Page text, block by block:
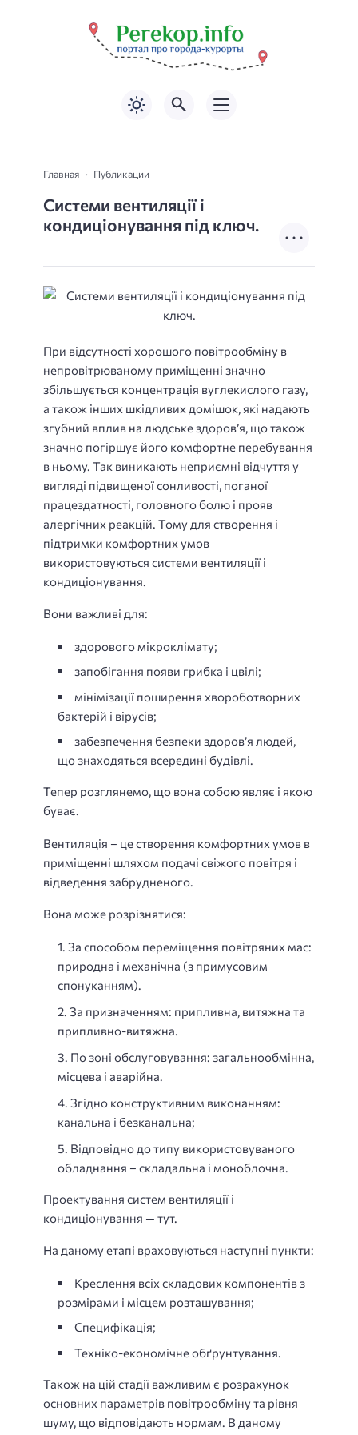
Главная Публикации
Системи вентиляції і
кондиціонування під ключ.
При відсутності хорошого повітрообміну в
непровітрюваному приміщенні значно
збільшується концентрація вуглекислого газу,
а також інших шкідливих домішок, які надають
згубний вплив на людське здоров’я, що також
значно погіршує його комфортне перебування
в ньому. Так виникають неприємні відчуття у
вигляді підвищеної сонливості, поганої
працездатності, головного болю і прояв
алергічних реакцій. Тому для створення і
підтримки комфортних умов
використовуються системи вентиляції і
кондиціонування.
Вони важливі для:
здорового мікроклімату;
запобігання появи грибка і цвілі;
мінімізації поширення хвороботворних
бактерій і вірусів;
забезпечення безпеки здоров’я людей,
що знаходяться всередині будівлі.
Тепер розглянемо, що вона собою являє і якою
буває.
Вентиляція – це створення комфортних умов в
приміщенні шляхом подачі свіжого повітря і
відведення забрудненого.
Вона може розрізнятися:
За способом переміщення повітряних мас:
природна і механічна (з примусовим
спонуканням).
За призначенням: припливна, витяжна та
припливно-витяжна.
По зоні обслуговування: загальнообмінна,
місцева і аварійна.
Згідно конструктивним виконанням:
канальна і безканальна;
Відповідно до типу використовуваного
обладнання – складальна і моноблочна.
Проектування систем вентиляції і
кондиціонування — тут.
На даному етапі враховуються наступні пункти:
Креслення всіх складових компонентів з
розмірами і місцем розташування;
Специфікація;
Техніко-економічне обґрунтування.
Також на цій стадії важливим є розрахунок
основних параметрів повітрообміну та рівня
шуму, що відповідають нормам. В даному